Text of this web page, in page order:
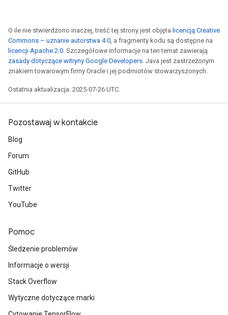
O ile nie stwierdzono inaczej, treść tej strony jest objęta licencją Creative
Commons – uznanie autorstwa 4.0, a fragmenty kodu są dostępne na
licencji Apache 2.0. Szczegółowe informacje na ten temat zawierają
zasady dotyczące witryny Google Developers. Java jest zastrzeżonym
znakiem towarowym firmy Oracle i jej podmiotów stowarzyszonych.
Ostatnia aktualizacja: 2025-07-26 UTC.
Pozostawaj w kontakcie
Blog
Forum
GitHub
Twitter
YouTube
Pomoc
Śledzenie problemów
Informacje o wersji
Stack Overflow
Wytyczne dotyczące marki